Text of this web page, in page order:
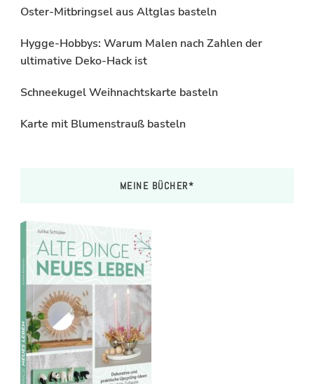
Oster-Mitbringsel aus Altglas basteln
Hygge-Hobbys: Warum Malen nach Zahlen der
ultimative Deko-Hack ist
Schneekugel Weihnachtskarte basteln
Karte mit Blumenstrauß basteln
MEINE BÜCHER*